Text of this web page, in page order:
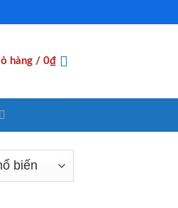
hàng / 0₫